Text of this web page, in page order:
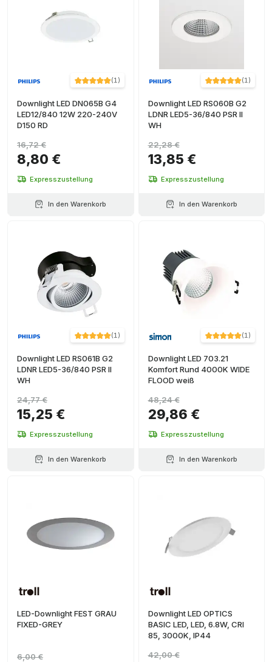
(1)
Downlight LED DN065B G4
LED12/840 12W 220-240V
D150 RD
8,80 €
16,72 €
Expresszustellung
In den Warenkorb
(1)
Downlight LED RS060B G2
LDNR LED5-36/840 PSR II
WH
13,85 €
22,28 €
Expresszustellung
In den Warenkorb
(1)
Downlight LED RS061B G2
LDNR LED5-36/840 PSR II
WH
15,25 €
24,77 €
Expresszustellung
In den Warenkorb
(1)
Downlight LED 703.21
Komfort Rund 4000K WIDE
FLOOD weiß
29,86 €
48,24 €
Expresszustellung
In den Warenkorb
LED-Downlight FEST GRAU
FIXED-GREY
6,00 €
Downlight LED OPTICS
BASIC LED, LED, 6.8W, CRI
85, 3000K, IP44
42,00 €